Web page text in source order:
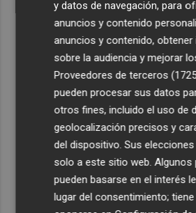
y datos de navegación, para
anuncios y contenido
anuncios y contenido,
sobre la audiencia y mejorar
Proveedores de terceros
pueden procesar sus datos
otros fines, incluido el uso de
geolocalización precisos y
del dispositivo. Sus
solo a este sitio web. Algunos
pueden basarse en el interés
lugar del consentimiento;